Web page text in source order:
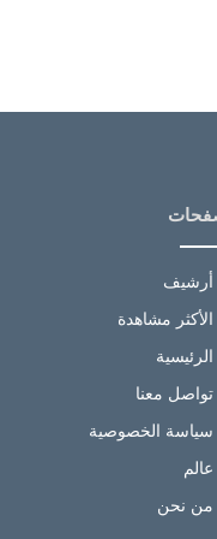
أرشيف
الأكثر مشاهدة
الرئيسية
تواصل معنا
سياسة الخصوصية
عالم
من نحن